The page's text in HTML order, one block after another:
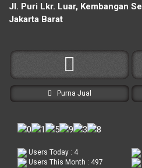
Jl. Puri Lkr. Luar, Kembangan
Jakarta Barat
Purna Jual
Users Today : 4
Users This Month : 497